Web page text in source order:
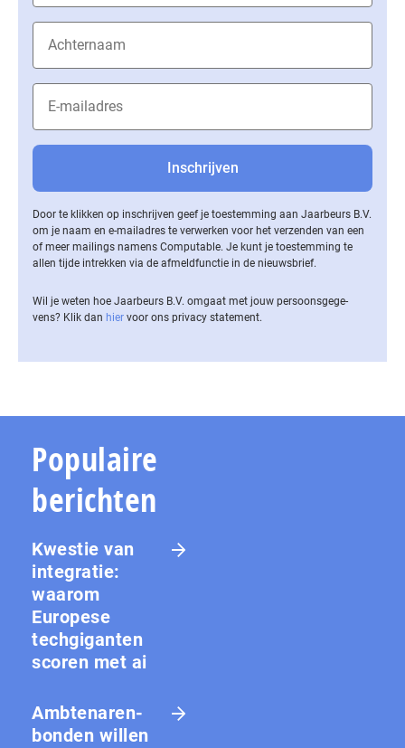
Door te klikken op inschrijven geef je toestemming aan Jaarbeurs B.V.
om je naam en e-mailadres te verwerken voor het verzenden van een
of meer mailings namens Computable. Je kunt je toestemming te
allen tijde intrekken via de af­meld­func­tie in de nieuwsbrief.
Wil je weten hoe Jaarbeurs B.V. omgaat met jouw per­soons­ge­ge­
vens? Klik dan hier voor ons privacy statement.
Populaire
berichten
Kwestie van
integratie:
waarom
Europese
techgiganten
scoren met ai
Amb­te­na­ren­
bon­den willen